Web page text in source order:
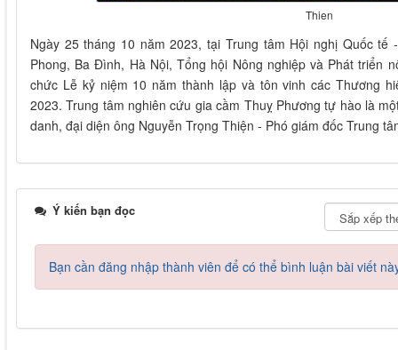
Thien
Ngày 25 tháng 10 năm 2023, tại Trung tâm Hội nghị Quốc
Phong, Ba Đình, Hà Nội, Tổng hội Nông nghiệp và Phát triển
chức Lễ kỷ niệm 10 năm thành lập và tôn vinh các Thương
2023. Trung tâm nghiên cứu gia cầm Thuỵ Phương tự hào là
danh, đại diện ông Nguyễn Trọng Thiện - Phó giám đốc Trung
Ý kiến bạn đọc
Bạn cần đăng nhập thành viên để có thể bình luận bài viết